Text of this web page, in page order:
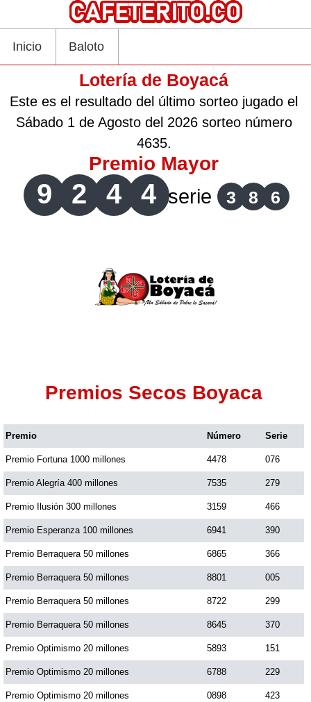
Inicio Baloto
Lotería de Boyacá
Este es el resultado del último sorteo jugado el
Sábado 1 de Agosto del 2026 sorteo número
4635.
Premio Mayor
9 2 4 4 serie 3 8 6
Premios Secos Boyaca
Premio Número Serie
Premio Fortuna 1000 millones 4478 076
Premio Alegría 400 millones 7535 279
Premio Ilusión 300 millones 3159 466
Premio Esperanza 100 millones 6941 390
Premio Berraquera 50 millones 6865 366
Premio Berraquera 50 millones 8801 005
Premio Berraquera 50 millones 8722 299
Premio Berraquera 50 millones 8645 370
Premio Optimismo 20 millones 5893 151
Premio Optimismo 20 millones 6788 229
Premio Optimismo 20 millones 0898 423